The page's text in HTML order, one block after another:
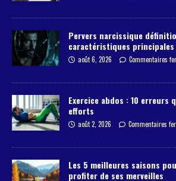
Pervers narcissique
caractéristiques principales
août 6, 2026 Commentaires
Exercice abdos : 10 erreurs
efforts
août 2, 2026 Commentaires
Les 5 meilleures saisons
profiter de ses merveilles